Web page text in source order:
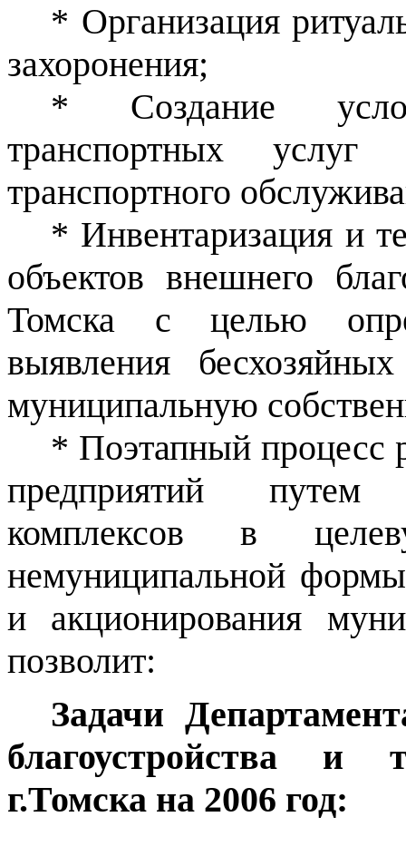
* Организация
захоронения;
* Создание
транспортных
транспортного
* Инвентаризация и
объектов внешнего
Томска с целью
выявления
муниципальную
* Поэтапный процесс
предприятий путем
комплексов в
немуниципальной формы
и акционирования
позволит:
Задачи
благоустройства и
г.Томска на 2006 год: